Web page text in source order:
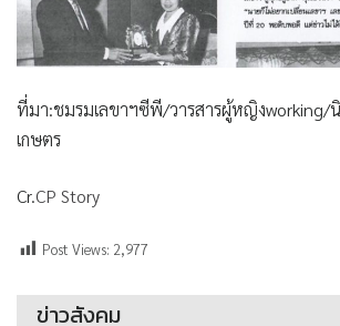
ที่มา:ชมรมเลขาฯซีพี/วารสารผู้หญิงworking/
เกษตร
Cr.CP Story
Post Views: 2,977
ข่าวสังคม